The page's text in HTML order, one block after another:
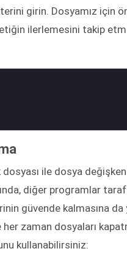
girin. Dosyamız için
ilerlemesini takip
dosyası ile dosya
diğer programlar
güvende kalmasına
zaman dosyaları
kullanabilirsiniz: